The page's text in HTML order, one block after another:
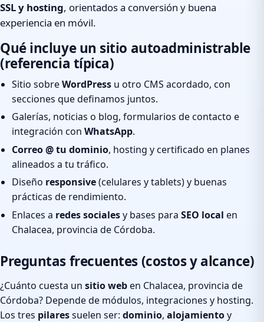
SSL y hosting, orientados a conversión y buena
experiencia en móvil.
Qué incluye un sitio autoadministrable
(referencia típica)
Sitio sobreWordPress u otro CMS acordado, con
secciones que definamos juntos.
Galerías, noticias o blog, formularios de contacto e
integración con WhatsApp.
Correo @ tu dominio, hosting y certificado en planes
alineados a tu tráfico.
Diseño responsive(celulares y tablets) y buenas
prácticas de rendimiento.
Enlaces a redes socialesy bases para SEO local en
Chalacea, provincia de Córdoba.
Preguntas frecuentes (costos y alcance)
¿Cuánto cuesta un sitio weben Chalacea, provincia de
Córdoba? Depende de módulos, integraciones y hosting.
Los tres pilaressuelen ser: dominio, alojamientoy